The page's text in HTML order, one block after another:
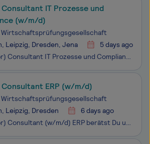
IT Prozesse und
(w/m/d)
Wirtschaftsprüfungsgesellschaft
Leipzig, Dresden, Jena
5 days ago
Als (Junior) Consultant IT Prozesse und Compliance (w/m/d) prüfst Du die Systeme unserer Kund:innen und bewertest deren IT gestützte Geschäftsprozesse. An der Schnittstelle zwischen Beratung und Prüfung kannst Du Dein Wissen zu Prozessen und regulatorischen Anforderungen ideal kombinieren, vers
ERP (w/m/d)
Wirtschaftsprüfungsgesellschaft
Leipzig, Dresden
6 days ago
Als (Junior) Consultant (w/m/d) ERP berätst Du unsere Kunden und Kundinnen bei der Modernisierung ihrer Unternehmensprozesse und deren Abbildung in SAP- oder Microsoft-Lösungen. Anhand von ERP-Lösungen begleitest und unterstützt Du unsere Kund:innen aus verschiedenen Branchen bei der Optimierun